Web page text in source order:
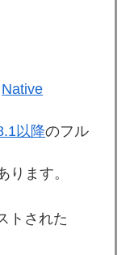
Native
以降のフル
ります。
トされた